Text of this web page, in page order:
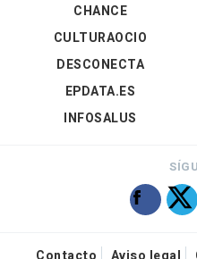
CHANCE
CULTURAOCIO
DESCONECTA
EPDATA.ES
INFOSALUS